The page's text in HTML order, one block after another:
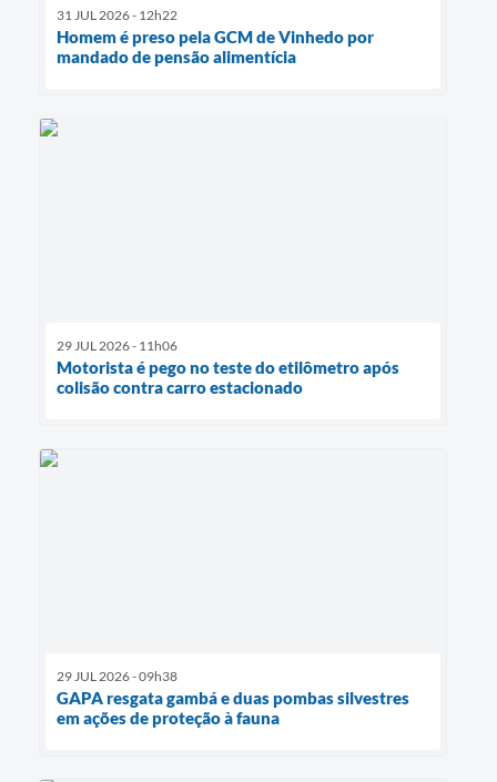
31 JUL 2026 - 12h22
Homem é preso pela GCM de Vinhedo por
mandado de pensão alimentícia
29 JUL 2026 - 11h06
Motorista é pego no teste do etilômetro após
colisão contra carro estacionado
29 JUL 2026 - 09h38
GAPA resgata gambá e duas pombas silvestres
em ações de proteção à fauna